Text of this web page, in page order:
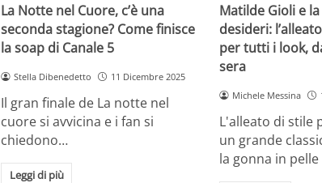
La Notte nel Cuore, c’è una
seconda stagione? Come finisce
la soap di Canale 5
Stella Dibenedetto 11 Dicembre 2025
Il gran finale de La notte nel
cuore si avvicina e i fan si
chiedono…
Leggi di più
Matilde Gioli e
desideri:
per tutti i look,
sera
Michele Messina
L'alleato di stile
un grande
la gonna in